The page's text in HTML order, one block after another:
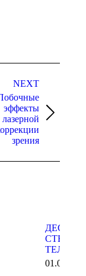
NEXT
эффекты
лазерной
зрения
ТЕЛА